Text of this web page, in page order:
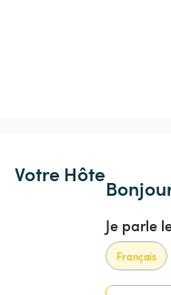
Votre Hôte
Je parle
Français